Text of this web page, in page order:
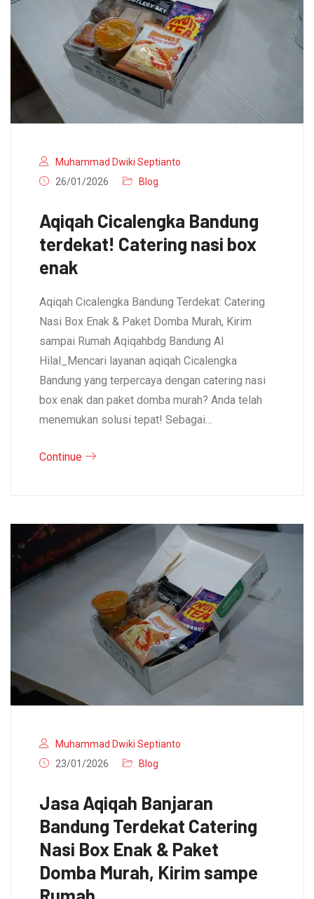
Muhammad Dwiki Septianto
26/01/2026
Blog
Aqiqah Cicalengka Bandung
terdekat! Catering nasi box
enak
Aqiqah Cicalengka Bandung Terdekat: Catering
Nasi Box Enak & Paket Domba Murah, Kirim
sampai Rumah Aqiqahbdg Bandung Al
Hilal_Mencari layanan aqiqah Cicalengka
Bandung yang terpercaya dengan catering nasi
box enak dan paket domba murah? Anda telah
menemukan solusi tepat! Sebagai…
Continue
Muhammad Dwiki Septianto
23/01/2026
Blog
Jasa Aqiqah Banjaran
Bandung Terdekat Catering
Nasi Box Enak & Paket
Domba Murah, Kirim sampe